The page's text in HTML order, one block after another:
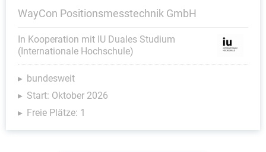
WayCon Positionsmesstechnik GmbH
In Kooperation mit IU Duales Studium
(Internationale Hochschule)
bundesweit
Start: Oktober 2026
Freie Plätze: 1